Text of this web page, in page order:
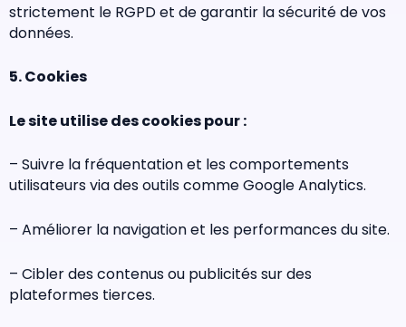
strictement le RGPD et de garantir la sécurité de vos
données.
5. Cookies
Le site utilise des cookies pour :
– Suivre la fréquentation et les comportements
utilisateurs via des outils comme Google Analytics.
– Améliorer la navigation et les performances du site.
– Cibler des contenus ou publicités sur des
plateformes tierces.